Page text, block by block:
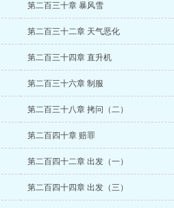
第二百三十章 暴风雪
第二百三十二章 天气恶化
第二百三十四章 直升机
第二百三十六章 制服
第二百三十八章 拷问（二）
第二百四十章 赔罪
第二百四十二章 出发（一）
第二百四十四章 出发（三）